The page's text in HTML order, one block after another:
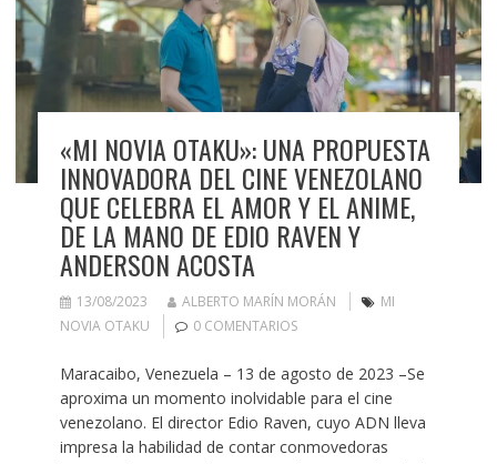
«MI NOVIA OTAKU»: UNA PROPUESTA
INNOVADORA DEL CINE VENEZOLANO
QUE CELEBRA EL AMOR Y EL ANIME,
DE LA MANO DE EDIO RAVEN Y
ANDERSON ACOSTA
13/08/2023 ALBERTO MARÍN MORÁN
MI
NOVIA OTAKU
0 COMENTARIOS
Maracaibo, Venezuela – 13 de agosto de 2023 –Se
aproxima un momento inolvidable para el cine
venezolano. El director Edio Raven, cuyo ADN lleva
impresa la habilidad de contar conmovedoras